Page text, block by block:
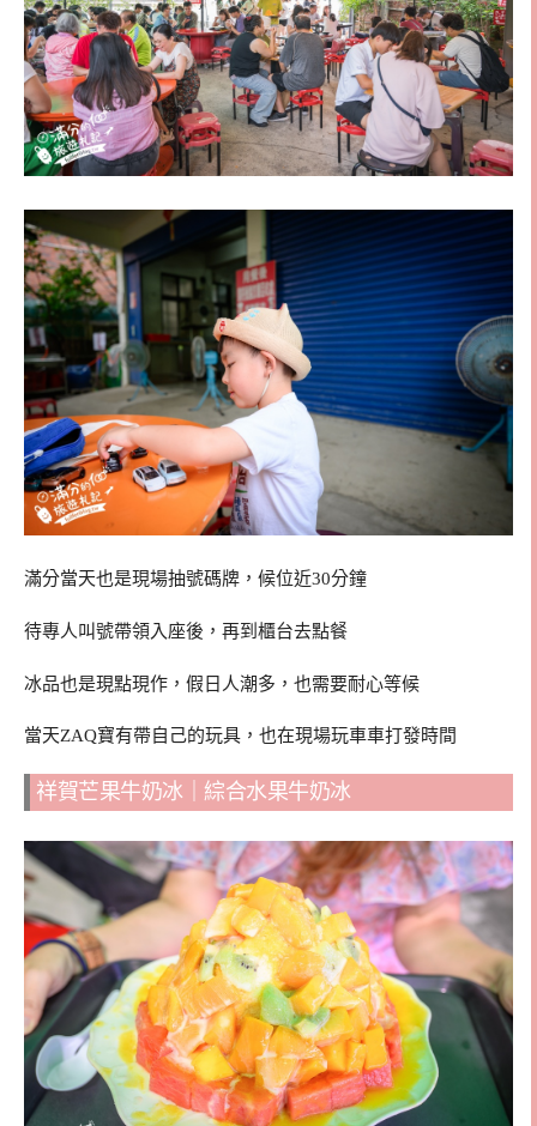
滿分當天也是現場抽號碼牌，候位近30分鐘
待專人叫號帶領入座後，再到櫃台去點餐
冰品也是現點現作，假日人潮多，也需要耐心等候
當天ZAQ寶有帶自己的玩具，也在現場玩車車打發時間
祥賀芒果牛奶冰｜綜合水果牛奶冰